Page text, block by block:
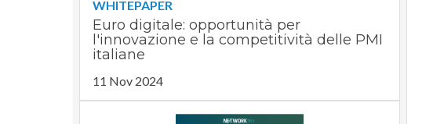
WHITEPAPER
Euro digitale: opportunità per
l'innovazione e la competitività delle PMI
italiane
11 Nov 2024